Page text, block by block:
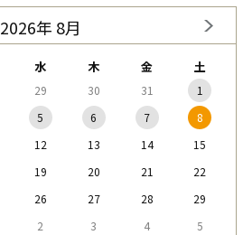
2026年 8月
水 木 金 土
29 30 31
1
5 6 7
8
12 13 14
15
19 20 21
22
26 27 28
29
2 3 4 5